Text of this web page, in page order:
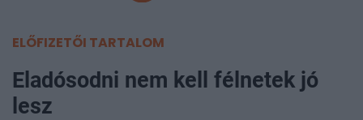
ELŐFIZETŐI TARTALOM
Eladósodni nem kell félnetek jó
lesz